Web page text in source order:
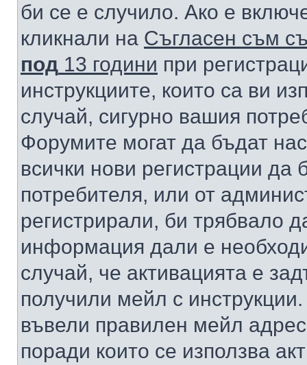
би се е случило. Ако е
кликнали на Съгласен съм
под 13 години при
инструкциите, които са ви
случай, сигурно вашия
Форумите могат да бъдат
всички нови регистрации да
потребителя, или от
регистрирали, би трябвало
информация дали е
случай, че активацията е
получили мейл с
въвели правилен мейл
поради които се използва